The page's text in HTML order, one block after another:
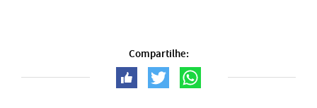
Compartilhe: